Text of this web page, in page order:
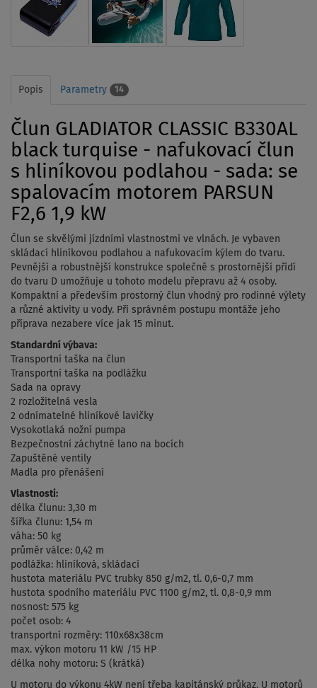
Popis Parametry 14
Člun GLADIATOR CLASSIC B330AL
black turquise - nafukovací člun
s hliníkovou podlahou - sada: se
spalovacím motorem PARSUN
F2,6 1,9 kW
Člun se skvělými jízdními vlastnostmi ve vlnách. Je vybaven
skládací hliníkovou podlahou a nafukovacím kýlem do tvaru.
Pevnější a robustnější konstrukce společně s prostornější přídí
do tvaru D umožňuje u tohoto modelu přepravu až 4 osoby.
Kompaktní a především prostorný člun vhodný pro rodinné výlety
a různé aktivity u vody. Při správném postupu montáže jeho
příprava nezabere více jak 15 minut.
Standardní výbava:
Transportní taška na člun
Transportní taška na podlážku
Sada na opravy
2 rozložitelná vesla
2 odnímatelné hliníkové lavičky
Vysokotlaká nožní pumpa
Bezpečnostní záchytné lano na bocích
Zapuštěné ventily
Madla pro přenášení
Vlastnosti:
délka člunu: 3,30 m
šířka člunu: 1,54 m
váha: 50 kg
průměr válce: 0,42 m
podlážka: hliníková, skládací
hustota materiálu PVC trubky 850 g/m2, tl. 0,6-0,7 mm
hustota spodního materiálu PVC 1100 g/m2, tl. 0,8-0,9 mm
nosnost: 575 kg
počet osob: 4
transportní rozměry: 110x68x38cm
max. výkon motoru 11 kW /15 HP
délka nohy motoru: S (krátká)
U motoru do výkonu 4kW není třeba kapitánský průkaz. U motorů